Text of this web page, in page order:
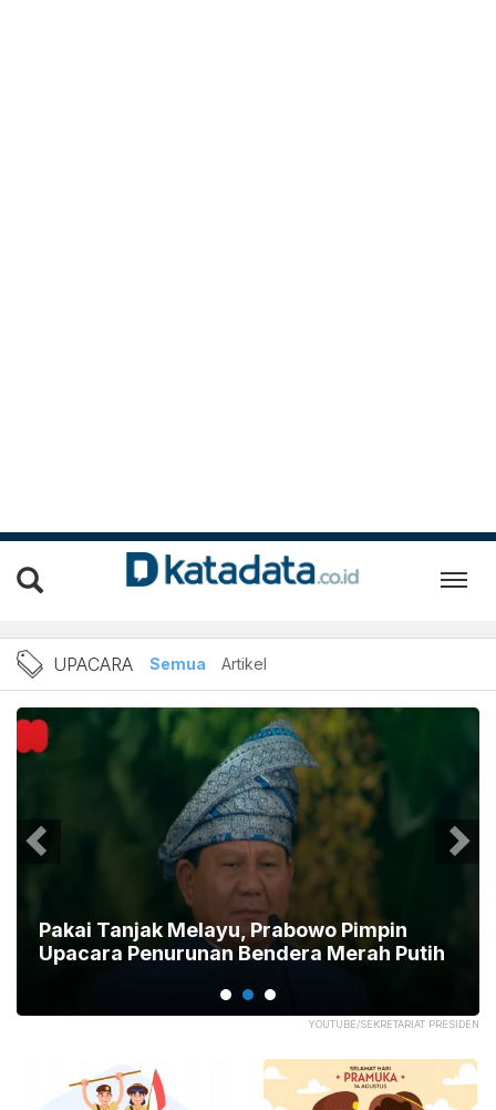
Berita Upacara Terbaru
UPACARA Semua Artikel
YOUTUBE/SEKRETARIAT PRESIDEN
Pakai Tanjak Melayu, Prabowo Pimpin
Upacara Penurunan Bendera Merah Putih